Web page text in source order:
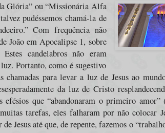
Glória” ou “Missionária Alfa
pudéssemos chamá-la de
Com frequência não
João em Apocalipse 1, sobre
candelabros não eram
Portanto, como é sugestivo
chamadas para levar a luz de Jesus ao
da luz de Cristo
que “abandonaram o primeiro
tarefas, eles falharam por não colocar
Jesus até que, de repente, fazemos o